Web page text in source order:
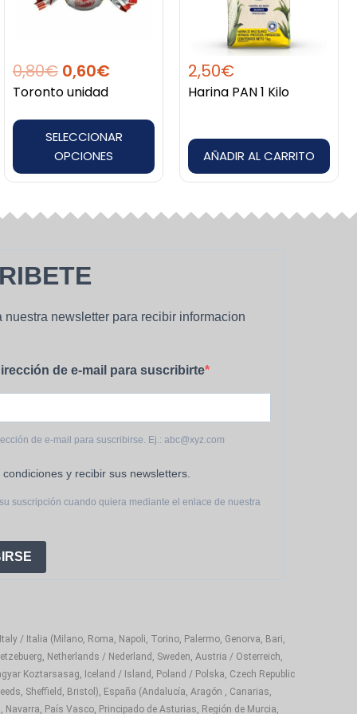
0,80€ 0,60€
Toronto unidad
SELECCIONAR
OPCIONES
variantes.
se
pueden
elegir
página
producto
2,50€
Harina PAN 1 Kilo
AÑADIR AL CARRITO
nuestra newsletter para recibir informacion
de e-mail para suscribirte
de e-mail para suscribirse. Ej.: abc@xyz.com
condiciones y recibir sus newsletters.
suscripción cuando quiera mediante el enlace de nuestra
/ Italia (Milano, Roma, Napoli, Torino, Palermo, Genorva, Bari,
Netherlands / Nederland, Sweden, Austria / Osterreich,
Koztarsasag, Iceland / Island, Poland / Polska, Czech Republic
Sheffield, Bristol), España (Andalucía, Aragón , Canarias,
País Vasco, Principado de Asturias, Región de Murcia,